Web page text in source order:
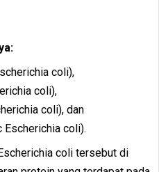
coli),
coli),
coli), dan
Escherichia coli).
coli tersebut di